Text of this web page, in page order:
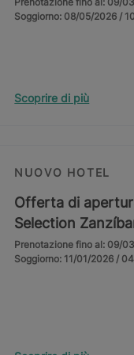
Soggiorno: 08/05/2026 /
Scoprire di più
NUOVO HOTEL
Offerta di
Selection
Prenotazione fino al: 09/
Soggiorno: 11/01/2026 /